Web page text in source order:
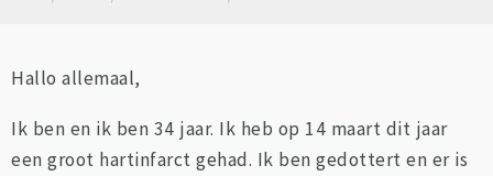
Hallo allemaal,
Ik ben en ik ben 34 jaar. Ik heb op 14 maart dit jaar
een groot hartinfarct gehad. Ik ben gedottert en er is